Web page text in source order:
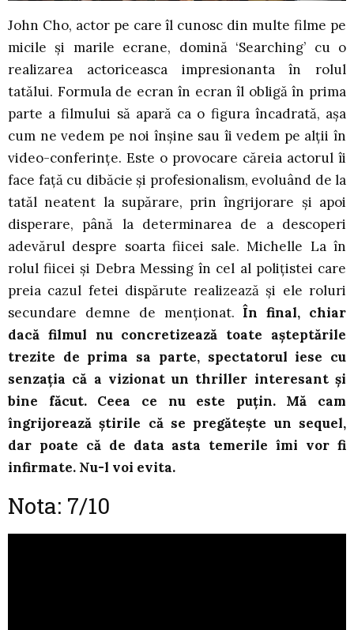
John Cho, actor pe care îl cunosc din multe filme pe
micile și marile ecrane, domină ‘Searching’ cu o
realizarea actoriceasca impresionanta în rolul
tatălui. Formula de ecran în ecran îl obligă în prima
parte a filmului să apară ca o figura încadrată, așa
cum ne vedem pe noi înșine sau îi vedem pe alții în
video-conferințe. Este o provocare căreia actorul îi
face față cu dibăcie și profesionalism, evoluând de la
tatăl neatent la supărare, prin îngrijorare și apoi
disperare, până la determinarea de a descoperi
adevărul despre soarta fiicei sale. Michelle La în
rolul fiicei și Debra Messing în cel al polițistei care
preia cazul fetei dispărute realizează și ele roluri
secundare demne de menționat.În final, chiar
dacă filmul nu concretizează toate așteptările
trezite de prima sa parte, spectatorul iese cu
senzația că a vizionat un thriller interesant și
bine făcut. Ceea ce nu este puțin. Mă cam
îngrijorează știrile că se pregătește un sequel,
dar poate că de data asta temerile îmi vor fi
infirmate. Nu-l voi evita.
Nota: 7/10